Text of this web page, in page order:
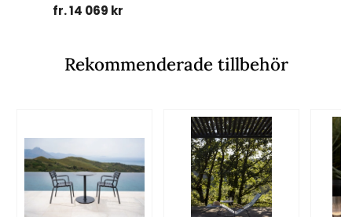
fr. 14 069 kr
Rekommenderade tillbehör